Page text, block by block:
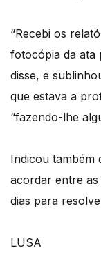
“Recebi os
fotocópia da ata
disse, e
que estava a
“fazendo-lhe
Indicou também
acordar entre as
dias para
LUSA